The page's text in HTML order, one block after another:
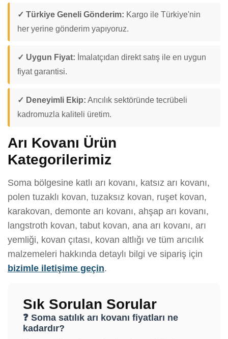
✓ Türkiye Geneli Gönderim: Kargo ile Türkiye'nin
her yerine gönderim yapıyoruz.
✓ Uygun Fiyat: İmalatçıdan direkt satış ile en uygun
fiyat garantisi.
✓ Deneyimli Ekip: Arıcılık sektöründe tecrübeli
kadromuzla kaliteli üretim.
Arı Kovanı Ürün
Kategorilerimiz
Soma bölgesine katlı arı kovanı, katsız arı kovanı,
polen tuzaklı kovan, tuzaksız kovan, ruşet kovan,
karakovan, demonte arı kovanı, ahşap arı kovanı,
langstroth kovan, tabut kovan, ana arı kovanı, arı
yemliği, kovan çıtası, kovan altlığı ve tüm arıcılık
malzemeleri hakkında detaylı bilgi ve sipariş için
bizimle iletişime geçin.
Sık Sorulan Sorular
❓ Soma satılık arı kovanı fiyatları ne
kadardır?